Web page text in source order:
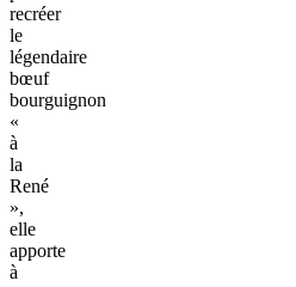
recréer
le
légendaire
bœuf
bourguignon
«
à
la
René
»,
elle
apporte
à